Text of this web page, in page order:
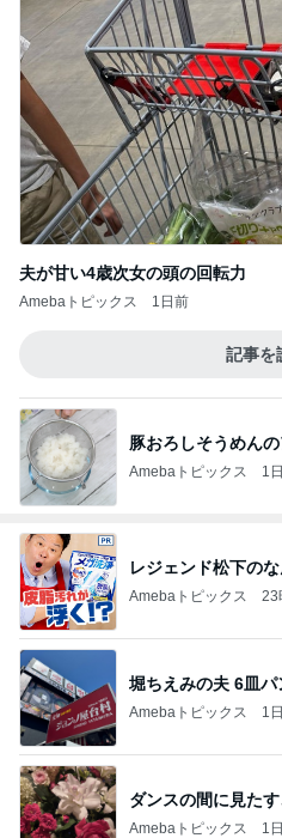
夫が甘い4歳次女の頭の回転力
Amebaトピックス 1日前
記事を
豚おろしそうめん
Amebaトピックス 1
レジェンド松下の
Amebaトピックス 23
堀ちえみの夫 6皿
Amebaトピックス 1
ダンスの間に見た
Amebaトピックス 1